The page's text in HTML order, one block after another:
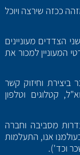
ככזה שירצה ויוכל
הצדדים מעוניינים
המעוניין למכור את
ביצירת וחיזוק קשר
קטלוגים וטלפון
מסביבה וחברה
אנו, התעלמות
וכד').